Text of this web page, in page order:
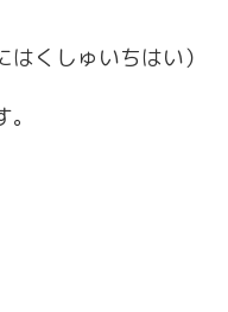
はくしゅいちはい）